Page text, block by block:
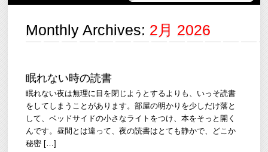
Monthly Archives: 2月 2026
眠れない時の読書
眠れない夜は無理に目を閉じようとするよりも、いっそ読書
をしてしまうことがあります。部屋の明かりを少しだけ落と
して、ベッドサイドの小さなライトをつけ、本をそっと開く
んです。昼間とは違って、夜の読書はとても静かで、どこか
秘密 […]